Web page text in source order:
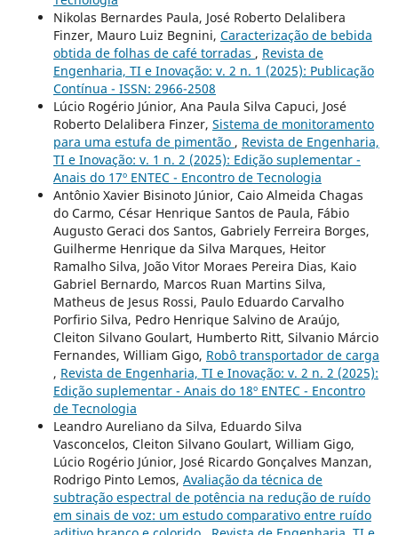
Nikolas Bernardes Paula, José Roberto Delalibera
Finzer, Mauro Luiz Begnini, Caracterização de bebida
obtida de folhas de café torradas , Revista de
Engenharia, TI e Inovação: v. 2 n. 1 (2025): Publicação
Contínua - ISSN: 2966-2508
Lúcio Rogério Júnior, Ana Paula Silva Capuci, José
Roberto Delalibera Finzer, Sistema de monitoramento
para uma estufa de pimentão , Revista de Engenharia,
TI e Inovação: v. 1 n. 2 (2025): Edição suplementar -
Anais do 17º ENTEC - Encontro de Tecnologia
Antônio Xavier Bisinoto Júnior, Caio Almeida Chagas
do Carmo, César Henrique Santos de Paula, Fábio
Augusto Geraci dos Santos, Gabriely Ferreira Borges,
Guilherme Henrique da Silva Marques, Heitor
Ramalho Silva, João Vitor Moraes Pereira Dias, Kaio
Gabriel Bernardo, Marcos Ruan Martins Silva,
Matheus de Jesus Rossi, Paulo Eduardo Carvalho
Porfirio Silva, Pedro Henrique Salvino de Araújo,
Cleiton Silvano Goulart, Humberto Ritt, Silvanio Márcio
Fernandes, William Gigo, Robô transportador de carga
, Revista de Engenharia, TI e Inovação: v. 2 n. 2 (2025):
Edição suplementar - Anais do 18º ENTEC - Encontro
de Tecnologia
Leandro Aureliano da Silva, Eduardo Silva
Vasconcelos, Cleiton Silvano Goulart, William Gigo,
Lúcio Rogério Júnior, José Ricardo Gonçalves Manzan,
Rodrigo Pinto Lemos, Avaliação da técnica de
subtração espectral de potência na redução de ruído
em sinais de voz: um estudo comparativo entre ruído